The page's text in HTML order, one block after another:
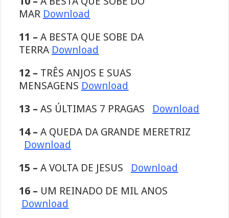
MAR Download
11 – A BESTA QUE SOBE DA
TERRA Download
12 – TRÊS ANJOS E SUAS
MENSAGENS Download
13 – AS ÚLTIMAS 7 PRAGAS Download
14 – A QUEDA DA GRANDE MERETRIZ
Download
15 – A VOLTA DE JESUS Download
16 – UM REINADO DE MIL ANOS
Download